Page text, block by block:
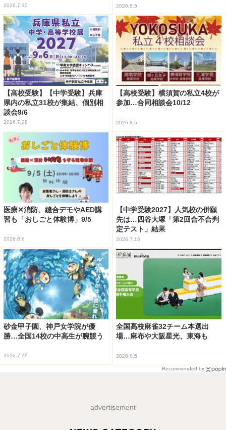
2026.7.10 2026.8.5
【高校受験】【中学受験】兵庫
県内の私立31校が集結、個別相
談会9/6
2026.7.28
【高校受験】横須賀の私立4校が
参加…合同相談会10/12
2026.8.5
医療✕消防、縫合デモやAED講
習も「おしごと体験博」9/5
2026.8.6
【中学受験2027】人気校の併願
先は…四谷大塚「第2回合不合判
定テスト」結果
2026.7.16
砂金甲子園、神戸女学院が優
勝…全国14校の中高生が腕競う
2026.7.29
全国高校麻雀32チーム本選出
場…麻布や大阪星光、東海も
2026.8.5
Recommended by
advertisement